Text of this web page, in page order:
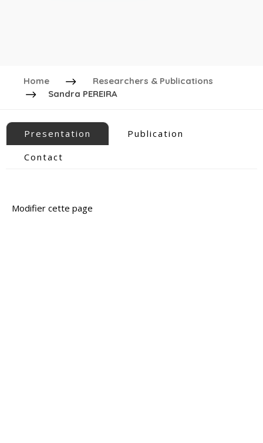
Home
Researchers & Publications
Sandra PEREIRA
Presentation
Publication
Contact
Modifier cette page